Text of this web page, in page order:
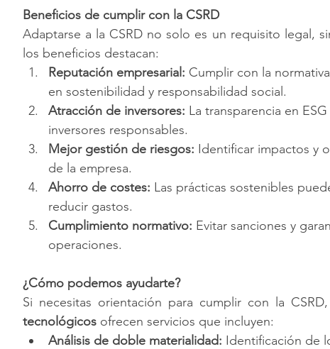
Beneficios de cumplir con la CSRD
Adaptarse a la CSRD no solo es un requisito legal,
los beneficios destacan:
Reputación empresarial: Cumplir con la
en sostenibilidad y responsabilidad social.
Atracción de inversores: La transparencia en
inversores responsables.
Mejor gestión de riesgos: Identificar impactos y
de la empresa.
Ahorro de costes: Las prácticas sostenibles
reducir gastos.
Cumplimiento normativo: Evitar sanciones y
operaciones.
¿Cómo podemos ayudarte?
Si necesitas orientación para cumplir con la CSRD,
tecnológicos ofrecen servicios que incluyen:
Análisis de doble materialidad: Identificación de